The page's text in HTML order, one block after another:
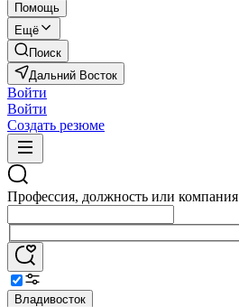
Помощь
Ещё
Поиск
Дальний Восток
Войти
Войти
Создать резюме
Профессия, должность или компания
Владивосток